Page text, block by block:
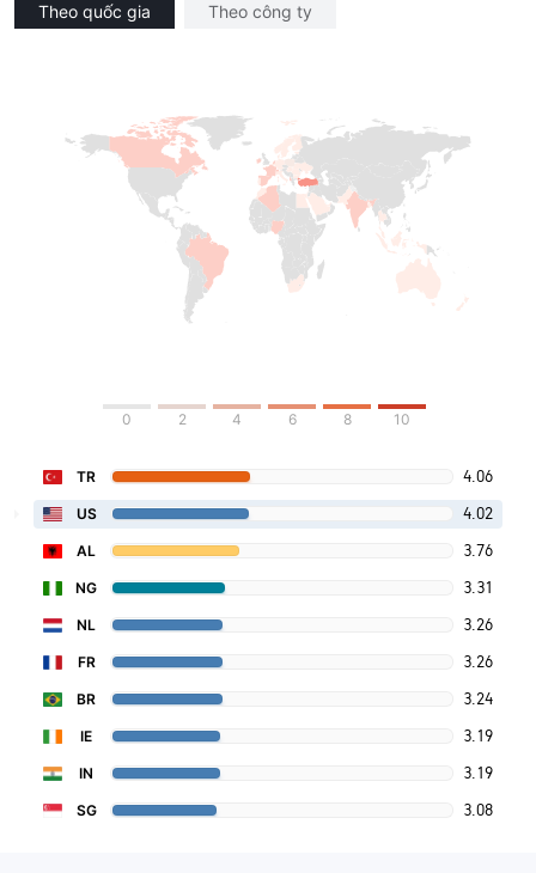
Theo quốc gia Theo công ty
0 2 4 6 8 10
TR 4.06
US 4.02
AL 3.76
NG 3.31
NL 3.26
FR 3.26
BR 3.24
IE 3.19
IN 3.19
SG 3.08